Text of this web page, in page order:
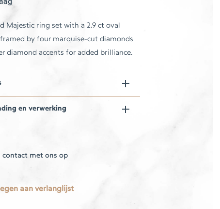
Majestic ring set with a 2.9 ct oval
by four marquise-cut diamonds
diamond accents for added brilliance.
en verwerking
contact met ons op
aan verlanglijst